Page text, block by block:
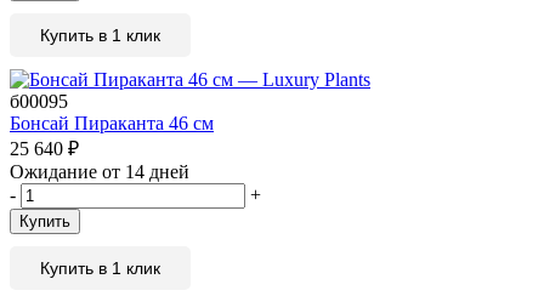
Купить в 1 клик
б00095
Бонсай Пираканта 46 см
25 640 ₽
Ожидание от 14 дней
-
+
Купить
Купить в 1 клик